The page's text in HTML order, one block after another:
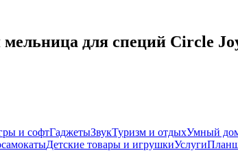
мельница для специй Circle
и софтГаджетыЗвукТуризм и отдыхУмный
Детские товары и игрушкиУслуги